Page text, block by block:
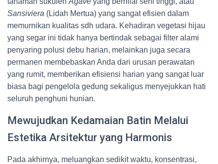
Sansiviera (Lidah Mertua) yang sangat efisien dalam
memurnikan kualitas sdh udara. Kehadiran vegetasi hijau
yang segar ini tidak hanya bertindak sebagai filter alami
penyaring polusi debu harian, melainkan juga secara
permanen membebaskan Anda dari urusan perawatan
yang rumit, memberikan efisiensi harian yang sangat luar
biasa bagi pengelola gedung sekaligus menyejukkan hati
seluruh penghuni hunian.
Mewujudkan Kedamaian Batin Melalui
Estetika Arsitektur yang Harmonis
Pada akhirnya, meluangkan sedikit waktu, konsentrasi,